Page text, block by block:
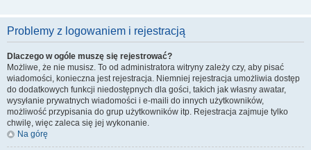
Problemy z logowaniem i rejestracją
Dlaczego w ogóle muszę się rejestrować?
Możliwe, że nie musisz. To od administratora witryny zależy czy, aby pisać
wiadomości, konieczna jest rejestracja. Niemniej rejestracja umożliwia dostęp
do dodatkowych funkcji niedostępnych dla gości, takich jak własny awatar,
wysyłanie prywatnych wiadomości i e-maili do innych użytkowników,
możliwość przypisania do grup użytkowników itp. Rejestracja zajmuje tylko
chwilę, więc zaleca się jej wykonanie.
Na górę